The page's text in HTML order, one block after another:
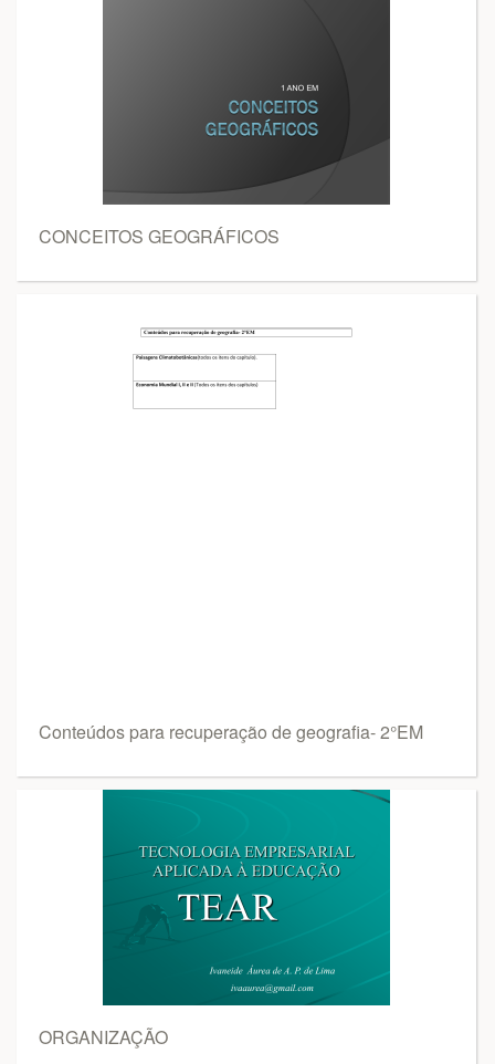
CONCEITOS GEOGRÁFICOS
Conteúdos para recuperação de geografia- 2°EM
ORGANIZAÇÃO